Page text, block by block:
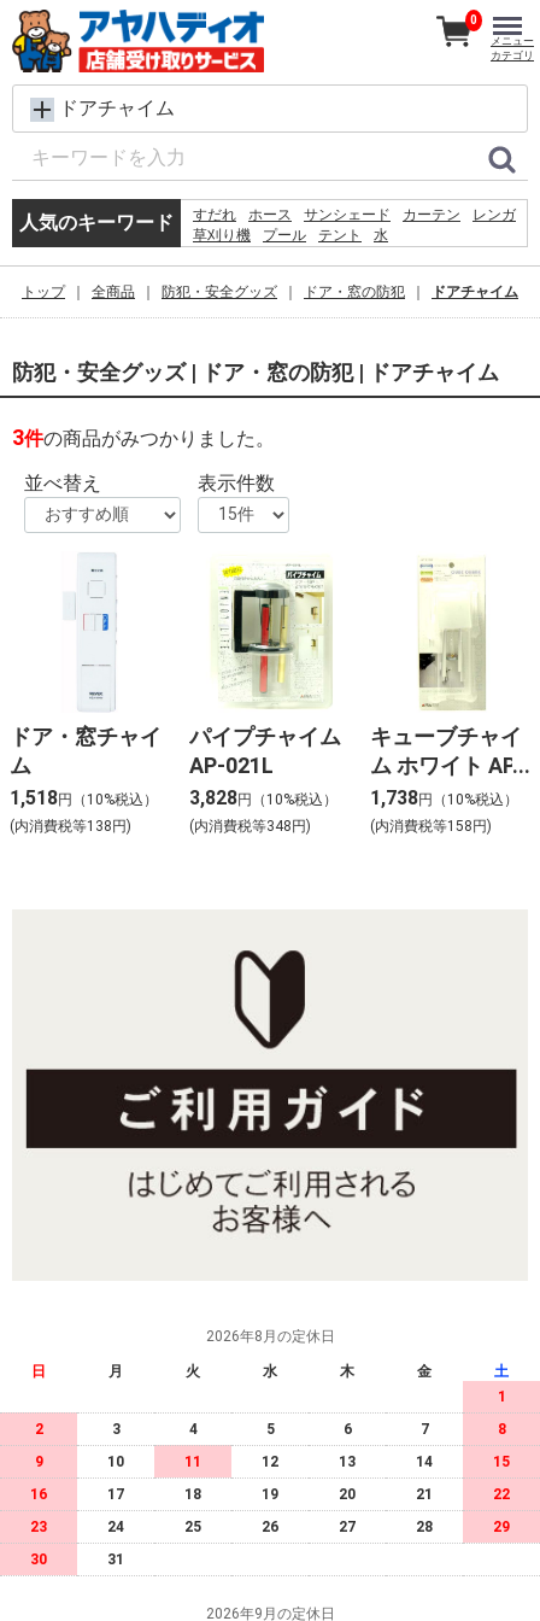
ドアチャイム
人気のキーワード すだれ ホース サンシェード カーテン
レンガ
草刈り機
プール テント
水
クーラーボックス
踏み台 扇風機
ラティス
物置
0
メニュー
カテゴリ
トップ 全商品 防犯・安全グッズ ドア・窓の防犯 ドアチャイム
防犯・安全グッズ | ドア・窓の防犯 | ドアチャイム
3件の商品がみつかりました。
並べ替え
表示件数
ドア・窓チャイ
ム
1,518円（10%税込）
(内消費税等138円)
パイプチャイム
AP-021L
3,828円（10%税込）
(内消費税等348円)
キューブチャイ
ム ホワイト AP-
010W
1,738円（10%税込）
(内消費税等158円)
2026年8月の定休日
日 月 火 水 木 金
土
1
2
3 4 5 6 7
8
9
10 11 12 13 14
15
16
17 18 19 20 21
22
23
24 25 26 27 28
29
30
31
2026年9月の定休日